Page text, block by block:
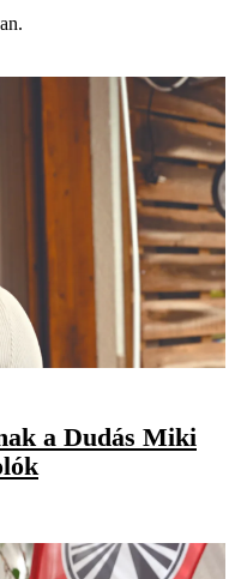
a Dudás Miki